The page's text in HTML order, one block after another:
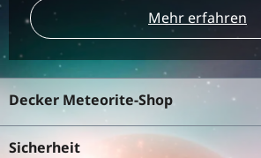
Mehr erfahren
Decker Meteorite-Shop
Sicherheit